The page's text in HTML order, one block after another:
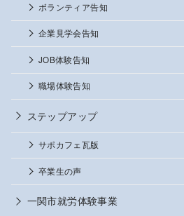
ボランティア告知
企業見学会告知
JOB体験告知
職場体験告知
ステップアップ
サポカフェ瓦版
卒業生の声
一関市就労体験事業